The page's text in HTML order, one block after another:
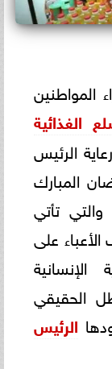
الغذائية
الرئيس
المبارك
تأتي
على
الإنسانية
الحقيقي
الرئيس